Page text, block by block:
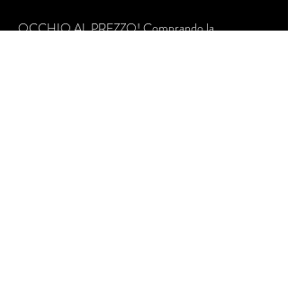
OCCHIO AL PREZZO! Comprando la